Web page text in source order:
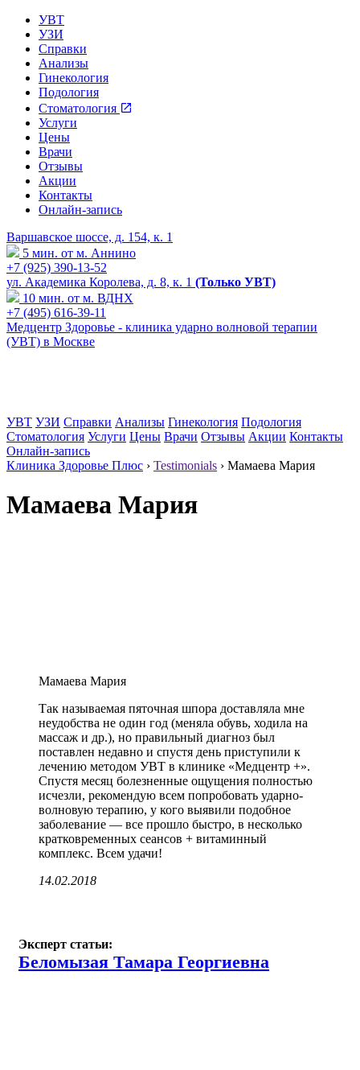
УВТ
УЗИ
Справки
Анализы
Гинекология
Подология
Стоматология
Услуги
Цены
Врачи
Отзывы
Акции
Контакты
Онлайн-запись
Варшавское шоссе, д. 154, к. 1
5 мин. от м. Аннино
+7 (925) 390-13-52
ул. Академика Королева, д. 8, к. 1 (Только УВТ)
10 мин. от м. ВДНХ
+7 (495) 616-39-11
Медцентр Здоровье - клиника ударно волновой терапии
(УВТ) в Москве
УВТ УЗИ Справки Анализы Гинекология Подология
Стоматология Услуги Цены Врачи Отзывы Акции Контакты
Онлайн-запись
Клиника Здоровье Плюс › Testimonials › Мамаева Мария
Мамаева Мария
Мамаева Мария
Так называемая пяточная шпора доставляла мне
неудобства не один год (меняла обувь, ходила на
массаж и др.), но правильный диагноз был
поставлен недавно и спустя день приступили к
лечению методом УВТ в клинике «Медцентр +».
Спустя месяц болезненные ощущения полностью
исчезли, рекомендую всем попробовать ударно-
волновую терапию, у кого выявили подобное
заболевание — все прошло быстро, в несколько
кратковременных сеансов + витаминный
комплекс. Всем удачи!
14.02.2018
Эксперт статьи:
Беломызая Тамара Георгиевна